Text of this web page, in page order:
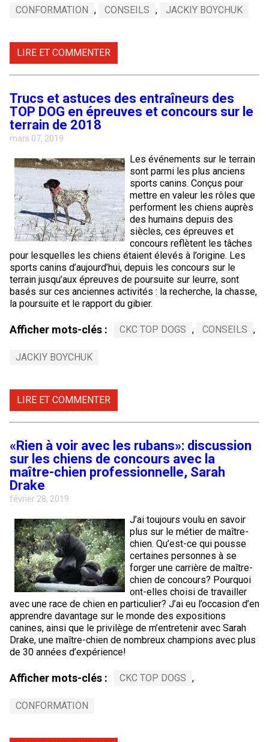
Braque de Weimar
Saint Bernard
Dogue du Tibet
Laika de lakoutie
CONFORMATION , CONSEILS , JACKIY BOYCHUK
LIRE ET COMMENTER
Trucs et astuces des entraîneurs des
TOP DOG en épreuves et concours sur le
terrain de 2018
mars 07, 2019
Les événements sur le terrain
sont parmi les plus anciens
sports canins. Conçus pour
mettre en valeur les rôles que
performent les chiens auprès
des humains depuis des
siècles, ces épreuves et
concours reflètent les tâches
pour lesquelles les chiens étaient élevés à l’origine. Les
sports canins d’aujourd’hui, depuis les concours sur le
terrain jusqu’aux épreuves de poursuite sur leurre, sont
basés sur ces anciennes activités : la recherche, la chasse,
la poursuite et le rapport du gibier.
Afficher mots-clés : CKC TOP DOGS , CONSEILS ,
JACKIY BOYCHUK
LIRE ET COMMENTER
«Rien à voir avec les rubans»: discussion
sur les chiens de concours avec la
maître-chien professionnelle, Sarah
Drake
février 28, 2019
J’ai toujours voulu en savoir
plus sur le métier de maître-
chien. Qu’est-ce qui pousse
certaines personnes à se
forger une carrière de maître-
chien de concours? Pourquoi
ont-elles choisi de travailler
avec une race de chien en particulier? J’ai eu l’occasion d’en
apprendre davantage sur le monde des expositions
canines, ainsi que le privilège de m’entretenir avec Sarah
Drake, une maître-chien de nombreux champions avec plus
de 30 années d’expérience!
Afficher mots-clés : CKC TOP DOGS ,
CONFORMATION